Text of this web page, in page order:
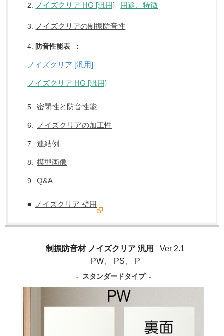
2. ノイズクリア HG [汎用] 用途、特徴
3. ノイズクリアの制振防音性
4. 防音性能表 ：
ノイズクリア [汎用]
ノイズクリア HG [汎用]
5. 密閉性と防音性能
6. ノイズクリアの加工性
7.連結例
8.模型画像
9.Q&A
■ ノイズクリア 壁用
制振防音材 ノイズクリア 汎用
Ver 2.1
PW、 PS、 P
- スタンダードタイプ -